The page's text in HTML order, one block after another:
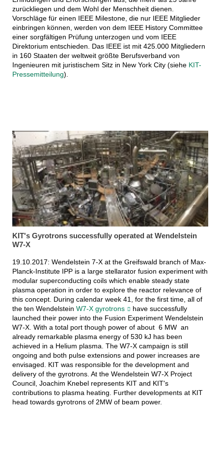
zurückliegen und dem Wohl der Menschheit dienen.
Vorschläge für einen IEEE Milestone, die nur IEEE Mitglieder
einbringen können, werden von dem IEEE History Committee
einer sorgfältigen Prüfung unterzogen und vom IEEE
Direktorium entschieden. Das IEEE ist mit 425.000 Mitgliedern
in 160 Staaten der weltweit größte Berufsverband von
Ingenieuren mit juristischem Sitz in New York City (siehe KIT-
Pressemitteilung).
KIT's Gyrotrons successfully operated at Wendelstein
W7-X
19.10.2017: Wendelstein 7-X at the Greifswald branch of Max-
Planck-Institute IPP is a large stellarator fusion experiment with
modular superconducting coils which enable steady state
plasma operation in order to explore the reactor relevance of
this concept. During calendar week 41, for the first time, all of
the ten Wendelstein W7-X gyrotrons
have successfully
launched their power into the Fusion Experiment Wendelstein
W7-X. With a total port though power of about 6 MW an
already remarkable plasma energy of 530 kJ has been
achieved in a Helium plasma. The W7-X campaign is still
ongoing and both pulse extensions and power increases are
envisaged. KIT was responsible for the development and
delivery of the gyrotrons. At the Wendelstein W7-X Project
Council, Joachim Knebel represents KIT and KIT's
contributions to plasma heating. Further developments at KIT
head towards gyrotrons of 2MW of beam power.